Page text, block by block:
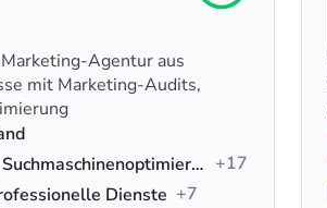
Agentur aus
mit Marketing-Audits,
Hubspot-Marketing, Suchmaschinenoptimierung (SEO), Datenanalyse +17
Dienste +7